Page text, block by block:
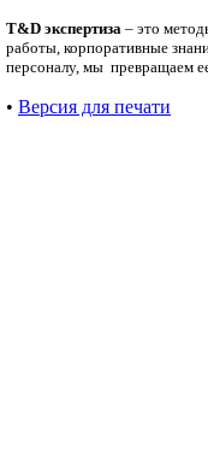
T&D экспертиза – это
работы, корпоративные
персоналу, мы превращаем
• Версия для печати